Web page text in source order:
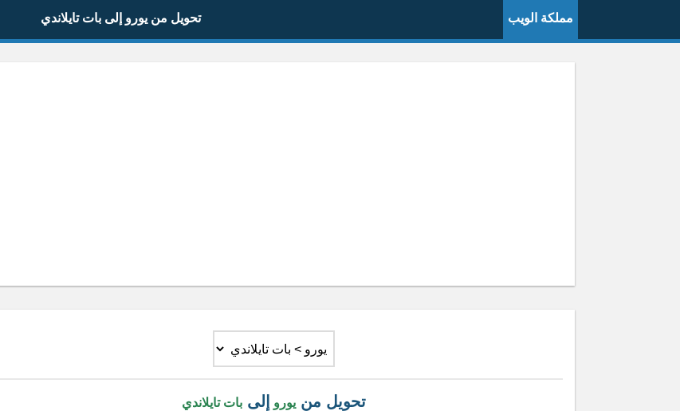
مملكة الويب تحويل من يورو إلى بات تايلاندي
تحويل منيورو إلىبات تايلاندي